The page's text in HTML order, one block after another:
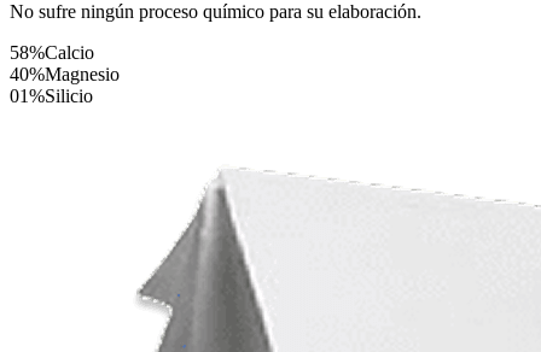
No sufre ningún proceso químico para su elaboración.
58%Calcio
40%Magnesio
01%Silicio